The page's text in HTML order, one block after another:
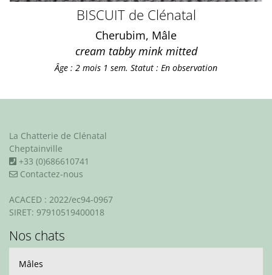
BISCUIT de Clénatal
Cherubim, Mâle
cream tabby mink mitted
Âge : 2 mois 1 sem. Statut : En observation
La Chatterie de Clénatal
Cheptainville
+33 (0)686610741
Contactez-nous
ACACED : 2022/ec94-0967
SIRET: 97910519400018
Nos chats
Mâles